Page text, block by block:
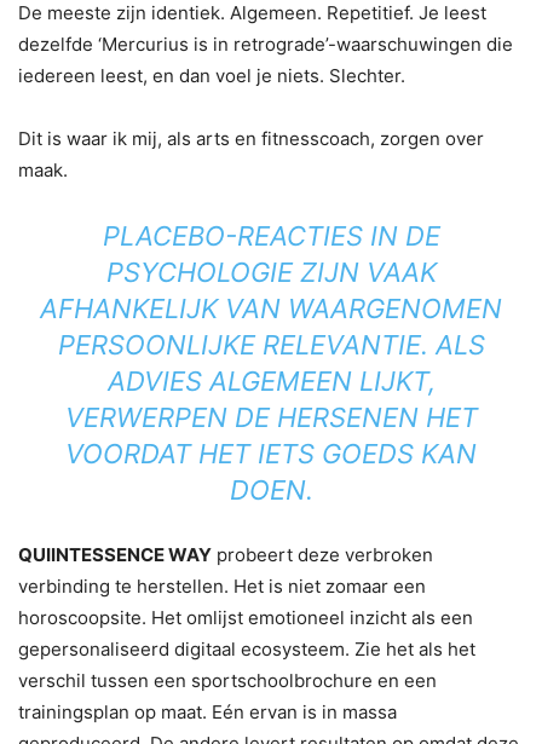
De meeste zijn identiek. Algemeen. Repetitief. Je leest
dezelfde ‘Mercurius is in retrograde’-waarschuwingen die
iedereen leest, en dan voel je niets. Slechter.
Dit is waar ik mij, als arts en fitnesscoach, zorgen over
maak.
PLACEBO-REACTIES IN DE
PSYCHOLOGIE ZIJN VAAK
AFHANKELIJK VAN WAARGENOMEN
PERSOONLIJKE RELEVANTIE. ALS
ADVIES ALGEMEEN LIJKT,
VERWERPEN DE HERSENEN HET
VOORDAT HET IETS GOEDS KAN
DOEN.
QUIINTESSENCE WAY probeert deze verbroken
verbinding te herstellen. Het is niet zomaar een
horoscoopsite. Het omlijst emotioneel inzicht als een
gepersonaliseerd digitaal ecosysteem. Zie het als het
verschil tussen een sportschoolbrochure en een
trainingsplan op maat. Eén ervan is in massa